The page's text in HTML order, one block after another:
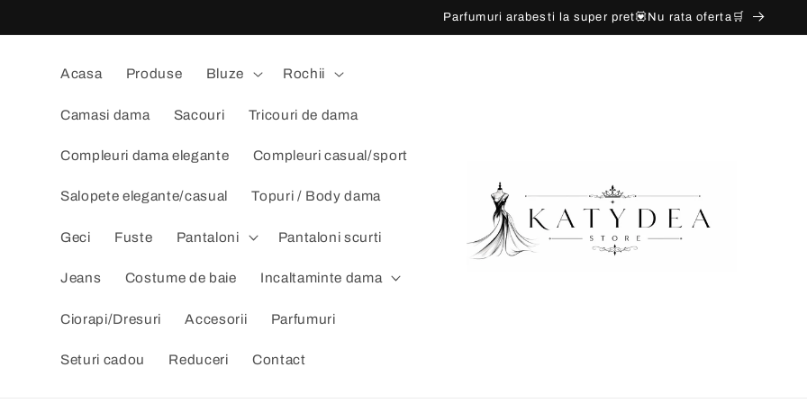
Parfumuri arabesti la super pret💟Nu rata oferta🛒
Acasa Produse Bluze Rochii
Camasi dama Sacouri Tricouri de dama
Compleuri dama elegante Compleuri casual/sport
Salopete elegante/casual Topuri / Body dama
Geci Fuste Pantaloni Pantaloni scurti
Jeans Costume de baie Incaltaminte dama
Ciorapi/Dresuri Accesorii Parfumuri
Seturi cadou Reduceri Contact